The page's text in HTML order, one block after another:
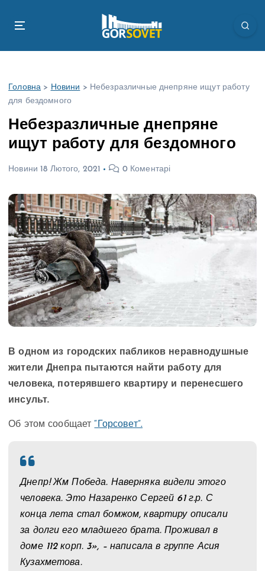
Головна > Новини > Небезразличные днепряне ищут работу
для бездомного
Небезразличные днепряне
ищут работу для бездомного
Новини 18 Лютого, 2021 0 Коментарі
В одном из городских пабликов неравнодушные
жители Днепра пытаются найти работу для
человека, потерявшего квартиру и перенесшего
инсульт.
Об этом сообщает“Горсовет”.
Днепр! Жм Победа. Наверняка видели этого
человека. Это Назаренко Сергей 61 г.р. С
конца лета стал бомжом, квартиру описали
за долги его младшего брата. Проживал в
доме 112 корп. 3», – написала в группе Асия
Кузахметова.